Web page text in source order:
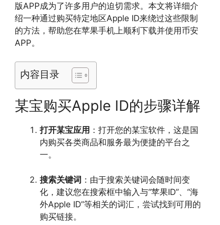
版APP成为了许多用户的迫切需求。本文将详细介
绍一种通过购买特定地区Apple ID来绕过这些限制
的方法，帮助您在苹果手机上顺利下载并使用币安
APP。
内容目录
某宝购买Apple ID的步骤详解
打开某宝应用 ：打开您的某宝软件，这是国
内购买各类商品和服务最为便捷的平台之
一。
搜索关键词 ：由于搜索关键词会随时间变
化，建议您在搜索框中输入与“苹果ID”、“海
外Apple ID”等相关的词汇，尝试找到可用的
购买链接。